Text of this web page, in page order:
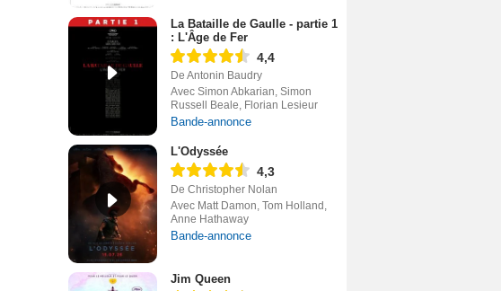
La Bataille de Gaulle - partie 1
: L'Âge de Fer
4,4
De Antonin Baudry
Avec Simon Abkarian, Simon
Russell Beale, Florian Lesieur
Bande-annonce
L'Odyssée
4,3
De Christopher Nolan
Avec Matt Damon, Tom Holland,
Anne Hathaway
Bande-annonce
Jim Queen